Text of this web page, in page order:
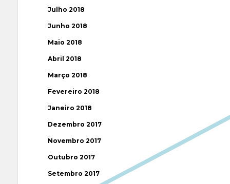
Julho 2018
Junho 2018
Maio 2018
Abril 2018
Março 2018
Fevereiro 2018
Janeiro 2018
Dezembro 2017
Novembro 2017
Outubro 2017
Setembro 2017